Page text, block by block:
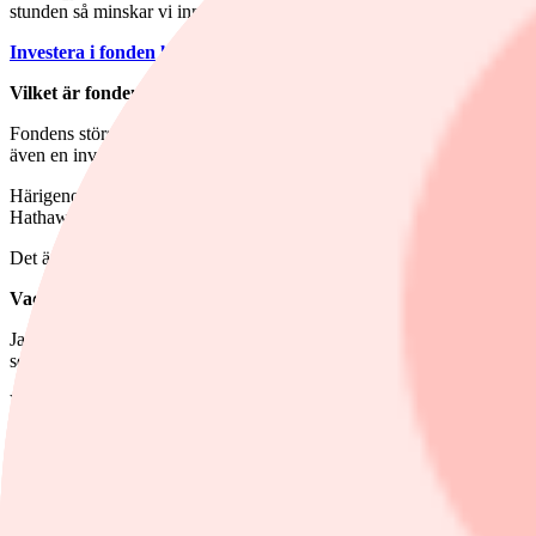
stunden så minskar vi innehavet så att dess vikt återgår till
Investera i fonden här
Vilket är fondens största innehav?
Fondens största innehav är Warren Buffetts bolag Berkshire
även en investeringsplattform för Warren Buffett.
Härigenom har Berkshire Hathaway byggt upp en stor portfölj av
Hathaway, då vi gärna ser att investerarna har ”skin in the game” så att
Det är typexemplet på vad vi söker i investmentbolagen - lång
Vad tror du om utvecklingen framåt?
Jag är optimistisk och ser förutsättningar för att få en bra avkastning
senaste åren och har tagit vara på uppgången och sålt en del
Vi har stora förhoppningar om flera spännande förvärv framöver. Det